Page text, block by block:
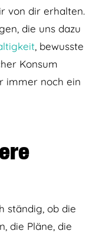
von dir erhalten.
die uns dazu
, bewusste
Konsum
immer noch ein
ständig, ob die
die Pläne, die